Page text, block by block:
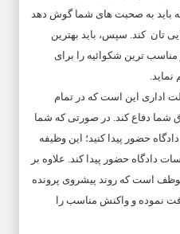
باید به صحبت های شما گوش دهد
تان کند. سپس، باید بهترین
مناسب ترین شکوائیه را برای
نماید.
اداری این است که در تمام
شما دفاع کند. در صورتی که شما
حضور پیدا کنید؛ این وظیفه
دادگاه حضور پیدا کند. علاوه بر
است که روند پیشروی پرونده
نموده و واکنش مناسب را